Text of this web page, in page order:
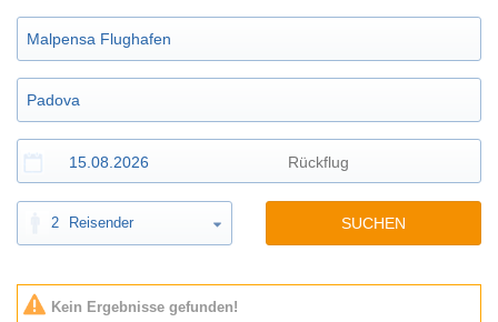
2 Reisender SUCHEN
Kein Ergebnisse gefunden!